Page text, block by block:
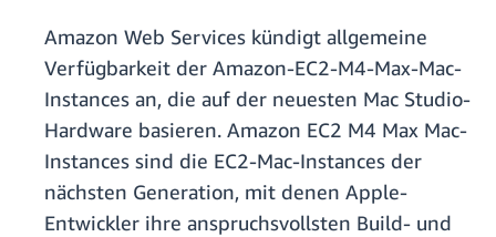
Amazon Web Services kündigt allgemeine
Verfügbarkeit der Amazon-EC2-M4-Max-Mac-
Instances an, die auf der neuesten Mac Studio-
Hardware basieren. Amazon EC2 M4 Max Mac-
Instances sind die EC2-Mac-Instances der
nächsten Generation, mit denen Apple-
Entwickler ihre anspruchsvollsten Build- und